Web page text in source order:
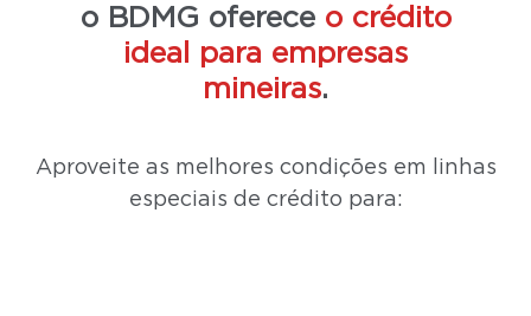
o BDMG oferece o crédito
ideal para empresas
mineiras.
Aproveite as melhores condições em linhas
especiais de crédito para: